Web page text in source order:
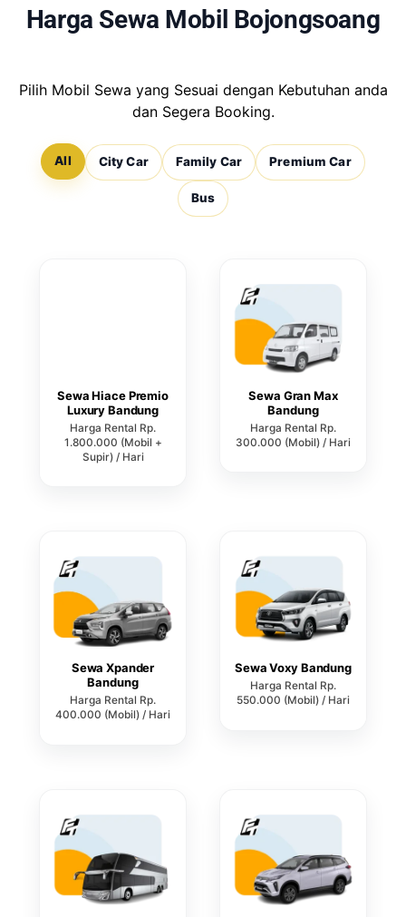
Harga Sewa Mobil Bojongsoang
Pilih Mobil Sewa yang Sesuai dengan Kebutuhan anda
dan Segera Booking.
All City Car Family Car Premium Car
Bus
Sewa Hiace Premio
Luxury Bandung
Harga Rental Rp.
1.800.000 (Mobil +
Supir) / Hari
Sewa Gran Max
Bandung
Harga Rental Rp.
300.000 (Mobil) / Hari
Sewa Xpander
Bandung
Harga Rental Rp.
400.000 (Mobil) / Hari
Sewa Voxy Bandung
Harga Rental Rp.
550.000 (Mobil) / Hari